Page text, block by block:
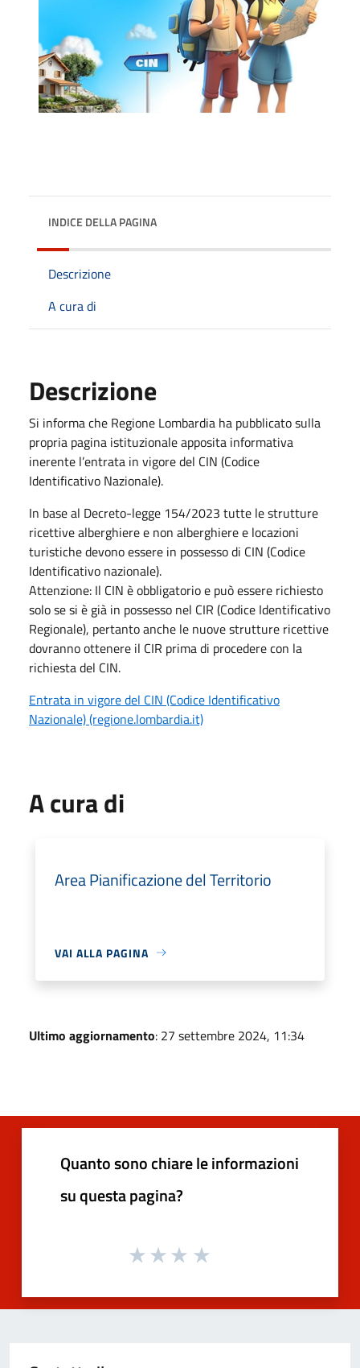
INDICE DELLA PAGINA
Descrizione
A cura di
Descrizione
Si informa che Regione Lombardia ha pubblicato sulla
propria pagina istituzionale apposita informativa
inerente l’entrata in vigore del CIN (Codice
Identificativo Nazionale).
In base al Decreto-legge 154/2023 tutte le strutture
ricettive alberghiere e non alberghiere e locazioni
turistiche devono essere in possesso di CIN (Codice
Identificativo nazionale).
Attenzione: Il CIN è obbligatorio e può essere richiesto
solo se si è già in possesso nel CIR (Codice Identificativo
Regionale), pertanto anche le nuove strutture ricettive
dovranno ottenere il CIR prima di procedere con la
richiesta del CIN.
Entrata in vigore del CIN (Codice Identificativo
Nazionale) (regione.lombardia.it)
A cura di
Area Pianificazione del Territorio
VAI ALLA PAGINA
Ultimo aggiornamento: 27 settembre 2024, 11:34
Quanto sono chiare le informazioni
su questa pagina?